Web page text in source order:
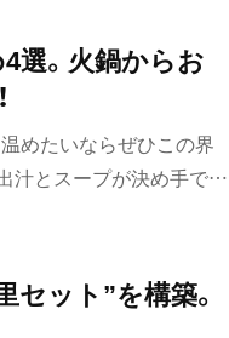
選。火鍋からお
めたいならぜひこの界
汁とスープが決め手で
ちかね。
セット”を構築。